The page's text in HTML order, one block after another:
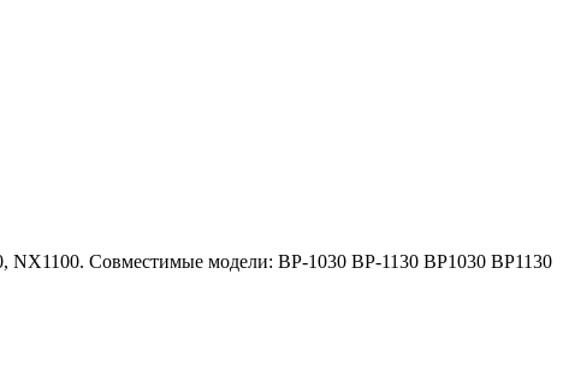
NX1100. Совместимые модели: BP-1030 BP-1130 BP1030 BP1130